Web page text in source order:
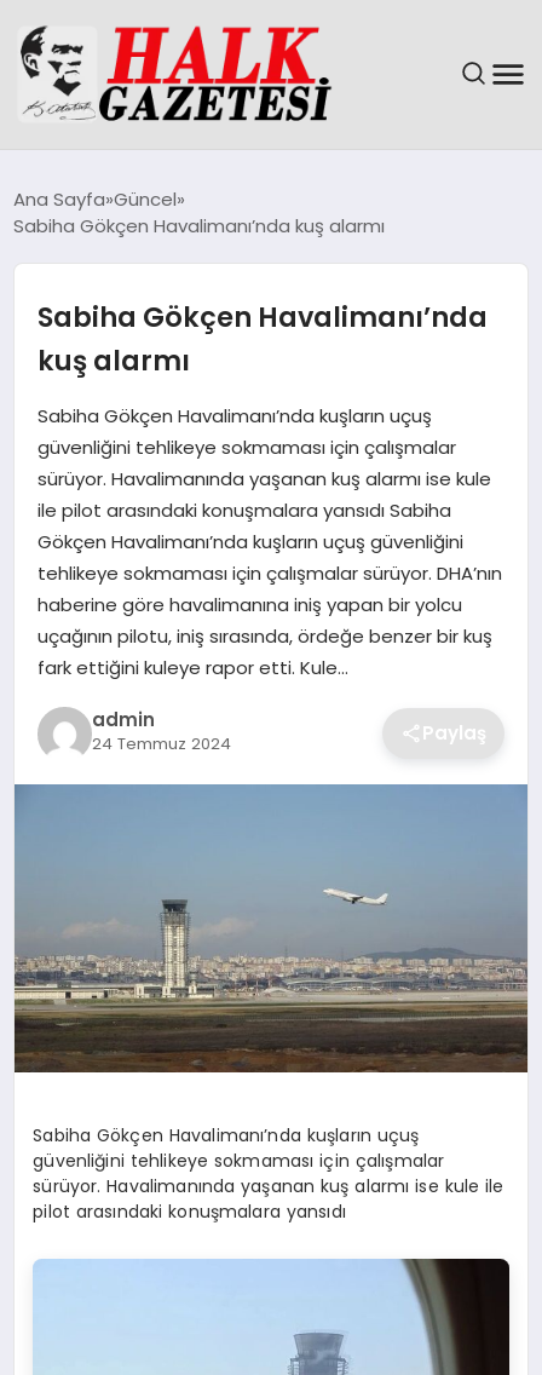
EĞITIM
EKONOMI
SAĞLIK
SIYASET
TEKNOLOJI
YAŞAM
Ana Sayfa Güncel
Sabiha Gökçen Havalimanı’nda kuş alarmı
Sabiha Gökçen Havalimanı’nda
kuş alarmı
Sabiha Gökçen Havalimanı’nda kuşların uçuş
güvenliğini tehlikeye sokmaması için çalışmalar
sürüyor. Havalimanında yaşanan kuş alarmı ise kule
ile pilot arasındaki konuşmalara yansıdı Sabiha
Gökçen Havalimanı’nda kuşların uçuş güvenliğini
tehlikeye sokmaması için çalışmalar sürüyor. DHA’nın
haberine göre havalimanına iniş yapan bir yolcu
uçağının pilotu, iniş sırasında, ördeğe benzer bir kuş
fark ettiğini kuleye rapor etti. Kule…
admin
24 Temmuz 2024 Paylaş
Sabiha Gökçen Havalimanı’nda kuşların uçuş
güvenliğini tehlikeye sokmaması için çalışmalar
sürüyor. Havalimanında yaşanan kuş alarmı ise kule ile
pilot arasındaki konuşmalara yansıdı